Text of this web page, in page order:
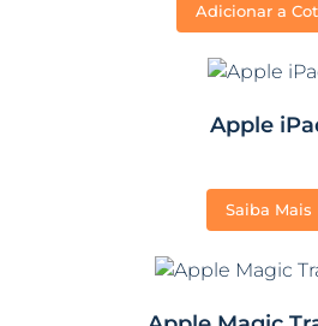
Adicionar a
Apple
Saiba Mais